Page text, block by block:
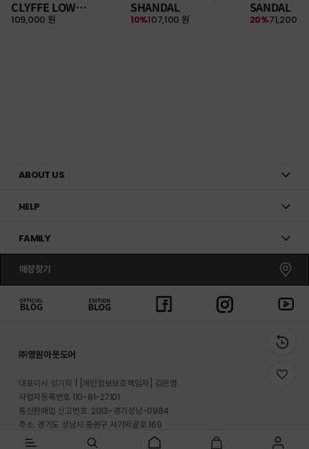
CLYFFE LOW
SNEAKERS
109,000 원
SHANDAL
107,100 원
10%
SANDAL
71,200 원
20%
ABOUT US
HELP
FAMILY
매장찾기
㈜영원아웃도어
대표이사 성기학
[개인정보보호책임자] 김은영
사업자등록번호 110-81-27101
통신판매업 신고번호: 2013-경기성남-0984
주소: 경기도 성남시 중원구 사기막골로 169
반송지 주소 : 경기도 이천시 마장면 프리미엄 아울렛로 33-20
위
이